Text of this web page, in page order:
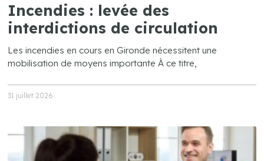
Incendies : levée des
interdictions de circulation
Les incendies en cours en Gironde nécessitent une
mobilisation de moyens importante À ce titre,
31 juillet 2026